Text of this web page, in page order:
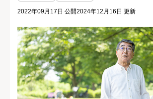
2022年09月17日 公開2024年12月16日 更新